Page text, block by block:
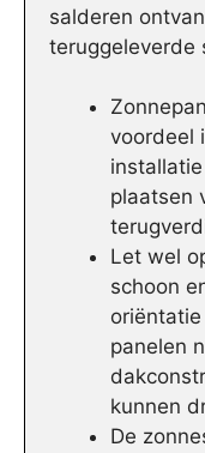
salderen
teruggeleverde
voordeel
plaatsen
Let wel
schoon
panelen
kunnen
De